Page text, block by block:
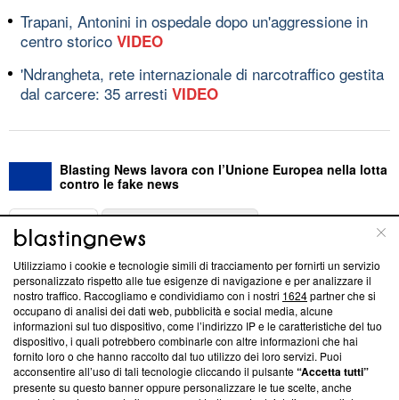
Trapani, Antonini in ospedale dopo un'aggressione in
centro storico VIDEO
'Ndrangheta, rete internazionale di narcotraffico gestita
dal carcere: 35 arresti VIDEO
Blasting News lavora con l’Unione Europea nella lotta
contro le fake news
ABOUT
Questa sezione offre informazioni trasparenti su Blasting
News, sui nostri processi editoriali e su come ci impegniamo a
creare news di qualità. Inoltre, afferma la nostra aderenza a
‘Trust Project - News with Integrity’Blasting News non è
ancora membro del programma, ma ha richiesto di farne
parte; Trust Project non ha ancora effettuato una verifica di
conformità agli standard.
Utilizziamo i cookie e tecnologie simili di tracciamento per fornirti un servizio
personalizzato rispetto alle tue esigenze di navigazione e per analizzare il
nostro traffico. Raccogliamo e condividiamo con i nostri 1624partner che si
occupano di analisi dei dati web, pubblicità e social media, alcune
informazioni sul tuo dispositivo, come l’indirizzo IP e le caratteristiche del tuo
dispositivo, i quali potrebbero combinarle con altre informazioni che hai
fornito loro o che hanno raccolto dal tuo utilizzo dei loro servizi. Puoi
acconsentire all’uso di tali tecnologie cliccando il pulsante“Accetta tutti”
presente su questo banner oppure personalizzare le tue scelte, anche